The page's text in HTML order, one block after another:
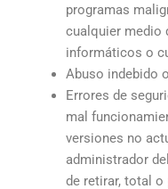
programas
cualquier medio
informáticos o
Abuso indebido
Errores de
mal
versiones no
administrador
de retirar, total